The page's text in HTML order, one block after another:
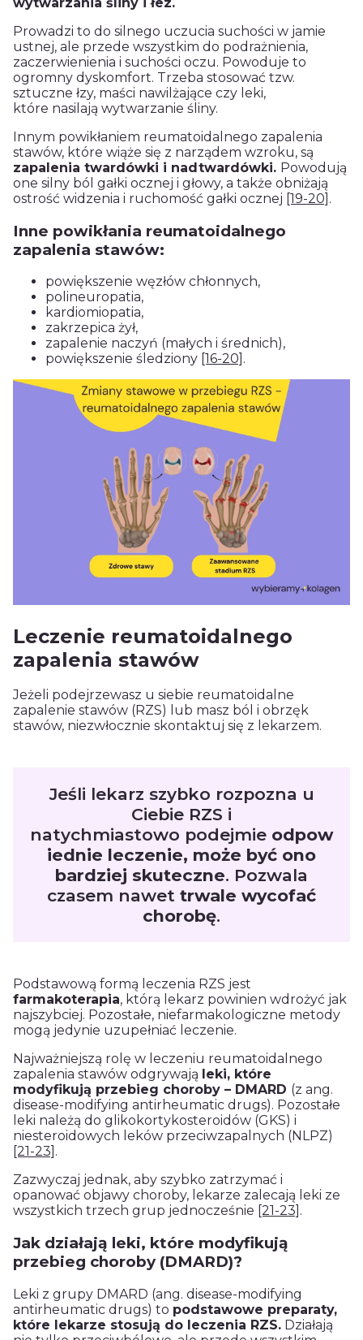
Prowadzi to do silnego uczucia suchości w jamie
ustnej, ale przede wszystkim do podrażnienia,
zaczerwienienia i suchości oczu. Powoduje to
ogromny dyskomfort. Trzeba stosować tzw.
sztuczne łzy, maści nawilżające czy leki,
które nasilają wytwarzanie śliny.
Innym powikłaniem reumatoidalnego zapalenia
stawów, które wiąże się z narządem wzroku, są
zapalenia twardówki i nadtwardówki. Powodują
one silny ból gałki ocznej i głowy, a także obniżają
ostrość widzenia i ruchomość gałki ocznej [19-20] .
Inne powikłania reumatoidalnego
zapalenia stawów:
powiększenie węzłów chłonnych,
polineuropatia,
kardiomiopatia,
zakrzepica żył,
zapalenie naczyń (małych i średnich),
powiększenie śledziony [16-20] .
Leczenie reumatoidalnego
zapalenia stawów
Jeżeli podejrzewasz u siebie reumatoidalne
zapalenie stawów (RZS) lub masz ból i obrzęk
stawów, niezwłocznie skontaktuj się z lekarzem.
Jeśli lekarz szybko rozpozna u
Ciebie RZS i
natychmiastowo podejmie odpow
iednie leczenie, może być ono
bardziej skuteczne. Pozwala
czasem nawet trwale wycofać
chorobę.
Podstawową formą leczenia RZS jest
farmakoterapia, którą lekarz powinien wdrożyć jak
najszybciej. Pozostałe, niefarmakologiczne metody
mogą jedynie uzupełniać leczenie.
Najważniejszą rolę w leczeniu reumatoidalnego
zapalenia stawów odgrywają leki, które
modyfikują przebieg choroby – DMARD (z ang.
disease-modifying antirheumatic drugs). Pozostałe
leki należą do glikokortykosteroidów (GKS) i
niesteroidowych leków przeciwzapalnych (NLPZ)
[21-23] .
Zazwyczaj jednak, aby szybko zatrzymać i
opanować objawy choroby, lekarze zalecają leki ze
wszystkich trzech grup jednocześnie [21-23] .
Jak działają leki, które modyfikują
przebieg choroby (DMARD)?
Leki z grupy DMARD (ang. disease-modifying
antirheumatic drugs) to podstawowe preparaty,
które lekarze stosują do leczenia RZS. Działają